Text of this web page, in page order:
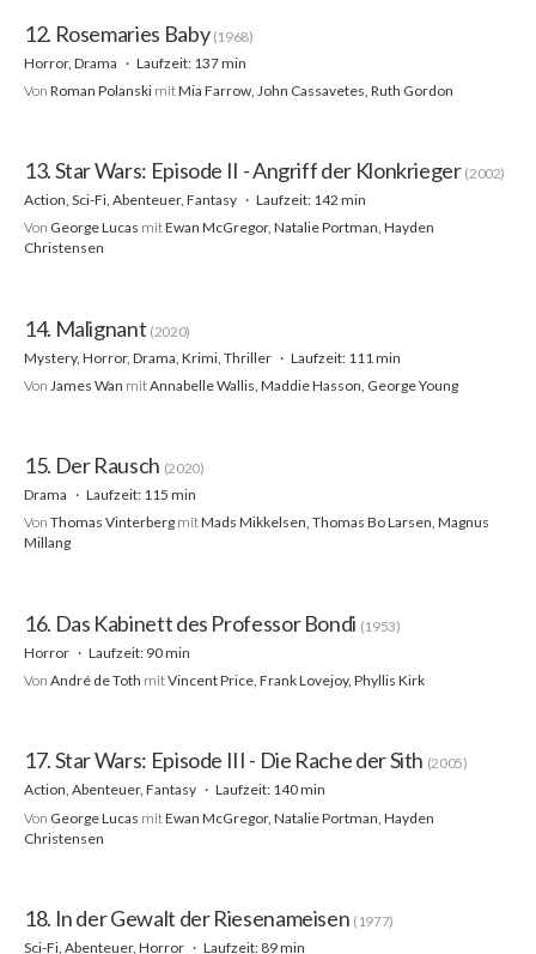
12. Rosemaries Baby (1968)
Horror, Drama
Laufzeit: 137 min
Von Roman Polanski mitMia Farrow, John Cassavetes, Ruth Gordon
13. Star Wars: Episode II - Angriff der Klonkrieger (2002)
Action, Sci-Fi, Abenteuer, Fantasy
Laufzeit: 142 min
Von George Lucas mitEwan McGregor, Natalie Portman, Hayden
Christensen
14. Malignant (2020)
Mystery, Horror, Drama, Krimi, Thriller
Laufzeit: 111 min
Von James Wan mitAnnabelle Wallis, Maddie Hasson, George Young
15. Der Rausch (2020)
Drama
Laufzeit: 115 min
Von Thomas Vinterberg mitMads Mikkelsen, Thomas Bo Larsen, Magnus
Millang
16. Das Kabinett des Professor Bondi (1953)
Horror
Laufzeit: 90 min
Von André de Toth mitVincent Price, Frank Lovejoy, Phyllis Kirk
17. Star Wars: Episode III - Die Rache der Sith (2005)
Action, Abenteuer, Fantasy
Laufzeit: 140 min
Von George Lucas mitEwan McGregor, Natalie Portman, Hayden
Christensen
18. In der Gewalt der Riesenameisen (1977)
Sci-Fi, Abenteuer, Horror
Laufzeit: 89 min